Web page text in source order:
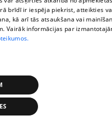
brīdī ir iespēja piekrist, atteikties
kā arī tās atsaukšana vai
Vairāk informācijas par